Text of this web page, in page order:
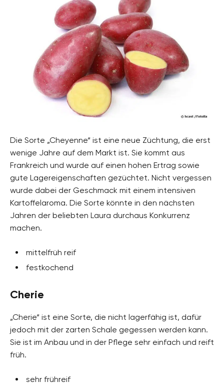
Die Sorte „Cheyenne“ ist eine neue Züchtung, die erst
wenige Jahre auf dem Markt ist. Sie kommt aus
Frankreich und wurde auf einen hohen Ertrag sowie
gute Lagereigenschaften gezüchtet. Nicht vergessen
wurde dabei der Geschmack mit einem intensiven
Kartoffelaroma. Die Sorte könnte in den nächsten
Jahren der beliebten Laura durchaus Konkurrenz
machen.
mittelfrüh reif
festkochend
Cherie
„Cherie“ ist eine Sorte, die nicht lagerfähig ist, dafür
jedoch mit der zarten Schale gegessen werden kann.
Sie ist im Anbau und in der Pflege sehr einfach und reift
früh.
sehr frühreif